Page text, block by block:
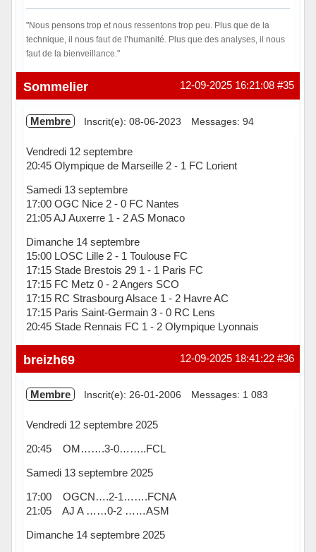
"Nous pensons trop et nous ressentons trop peu. Plus que de la
technique, il nous faut de l’humanité. Plus que des analyses, il nous
faut de la bienveillance."
Hors ligne #35
12-09-2025 16:21:08
Sommelier
Membre Inscrit(e): 08-06-2023 Messages: 94
Vendredi 12 septembre
20:45 Olympique de Marseille 2 - 1 FC Lorient
Samedi 13 septembre
17:00 OGC Nice 2 - 0 FC Nantes
21:05 AJ Auxerre 1 - 2 AS Monaco
Dimanche 14 septembre
15:00 LOSC Lille 2 - 1 Toulouse FC
17:15 Stade Brestois 29 1 - 1 Paris FC
17:15 FC Metz 0 - 2 Angers SCO
17:15 RC Strasbourg Alsace 1 - 2 Havre AC
17:15 Paris Saint-Germain 3 - 0 RC Lens
20:45 Stade Rennais FC 1 - 2 Olympique Lyonnais
Hors ligne #36
12-09-2025 18:41:22
breizh69
Membre Inscrit(e): 26-01-2006 Messages: 1 083
Vendredi 12 septembre 2025
20:45 OM…….3-0……..FCL
Samedi 13 septembre 2025
17:00 OGCN….2-1…….FCNA
21:05 AJ A ……0-2 ……ASM
Dimanche 14 septembre 2025